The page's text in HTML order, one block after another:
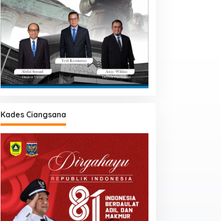
Kades Ciangsana